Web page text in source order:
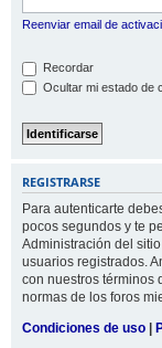
Reenviar email de
Recordar
Ocultar mi estado de
REGISTRARSE
Para autenticarte
pocos segundos y te
Administración del
usuarios registrados.
con nuestros términos
normas de los foros
Condiciones de uso |